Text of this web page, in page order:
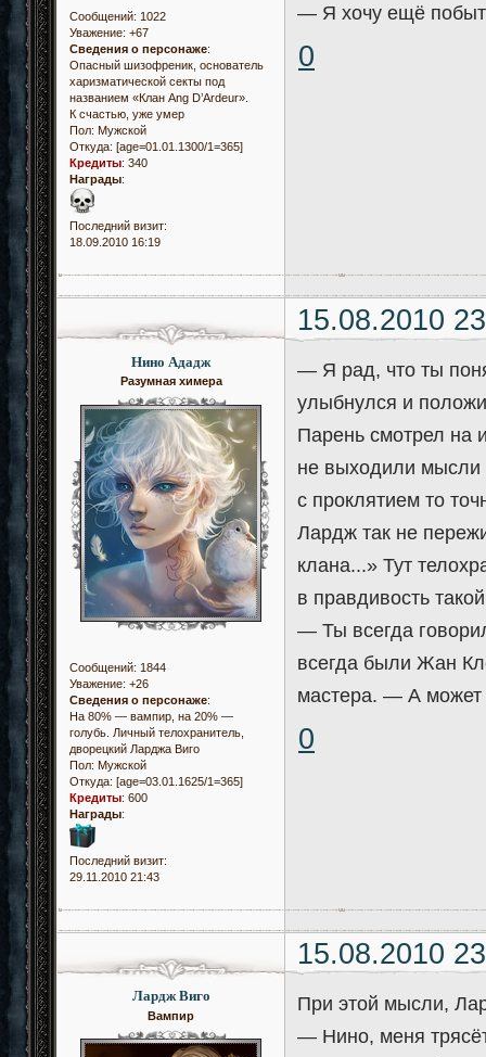
Сообщений: 1022
Уважение: +67
Сведения о персонаже:
Опасный шизофреник, основатель
харизматической секты под
названием «Клан Ang D’Ardeur».
К счастью, уже умер
Пол: Мужской
Откуда: [age=01.01.1300/1=365]
Кредиты: 340
Награды:
Последний визит:
18.09.2010 16:19
— Я хочу ещё
0
15.08.2010
Нино Ададж
Разумная химера
Сообщений: 1844
Уважение: +26
Сведения о персонаже:
На 80% — вампир, на 20% —
голубь. Личный телохранитель,
дворецкий Ларджа Виго
Пол: Мужской
Откуда: [age=03.01.1625/1=365]
Кредиты: 600
Награды:
Последний визит:
29.11.2010 21:43
— Я рад, что ты
улыбнулся и
Парень смотрел на
не выходили мысли
с проклятием то
Лардж так не
клана...» Тут
в правдивость
— Ты всегда
всегда были Жан
мастера. — А может
0
15.08.2010
Лардж Виго
Вампир
При этой мысли,
— Нино, меня